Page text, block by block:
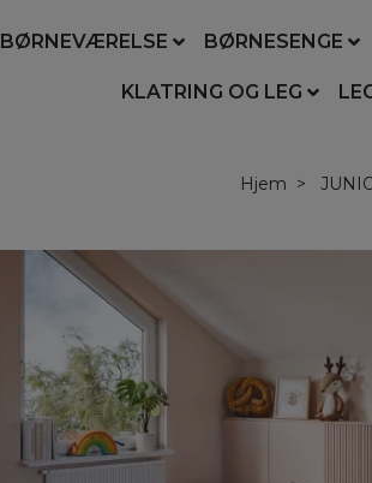
BØRNEVÆRELSE BØRNESENGE
KLATRING OG LEG
Hjem